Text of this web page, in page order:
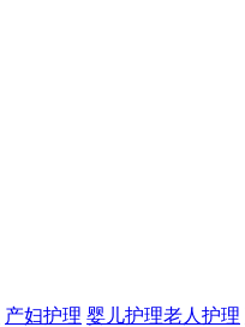
产妇护理 婴儿护理老人护理